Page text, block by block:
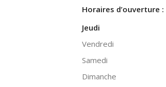
Horaires d’ouverture :
Jeudi
Vendredi
Samedi
Dimanche